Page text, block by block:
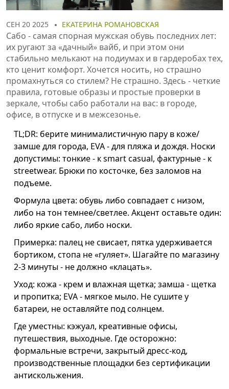
СЕН 20 2025 ЕКАТЕРИНА РОМАНОВСКАЯ
Сабо - самая спорная мужская обувь последних лет:
их ругают за «дачный» вайб, и при этом они
стабильно мелькают на подиумах и в гардеробах тех,
кто ценит комфорт. Хочется носить, но страшно
промахнуться со стилем? Не страшно. Здесь - четкие
правила, готовые образы и простые проверки в
зеркале, чтобы сабо работали на вас: в городе,
офисе, в отпуске и в межсезонье.
TL;DR: берите минималистичную пару в коже/
замше для города, EVA - для пляжа и дождя. Носки
допустимы: тонкие - к smart casual, фактурные - к
streetwear. Брюки по косточке, без заломов на
подъеме.
Формула цвета: обувь либо совпадает с низом,
либо на тон темнее/светлее. Акцент оставьте один:
либо яркие сабо, либо носки.
Примерка: палец не свисает, пятка удерживается
бортиком, стопа не «гуляет». Шагайте по магазину
2-3 минуты - не должно «клацать».
Уход: кожа - крем и влажная щетка; замша - щетка
и пропитка; EVA - мягкое мыло. Не сушите у
батареи, не оставляйте под солнцем.
Где уместны: кэжуал, креативные офисы,
путешествия, выходные. Где осторожно:
формальные встречи, закрытый дресс-код,
производственные площадки без сертификации
антискольжения.